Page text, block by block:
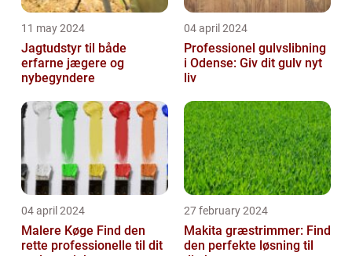
11 may 2024
Jagtudstyr til både
erfarne jægere og
nybegyndere
04 april 2024
Professionel gulvslibning
i Odense: Giv dit gulv nyt
liv
04 april 2024
Malere Køge Find den
rette professionelle til dit
27 february 2024
Makita græstrimmer: Find
den perfekte løsning til